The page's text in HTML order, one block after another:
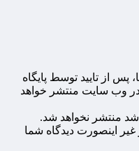
از تایید توسط پایگاه
وب سایت منتشر خواهد
منتشر نخواهد شد.
غیر اینصورت دیدگاه شما